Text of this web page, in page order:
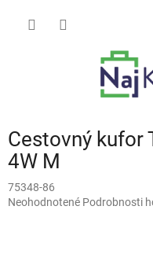
Cestovný kufor
4W M
75348-86
Priemerné
Neohodnotené Podrobnosti